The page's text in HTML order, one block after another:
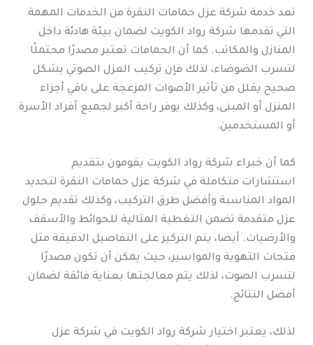
تعد خدمة شركة عزل حمامات النقرة من الخدمات المهمة
التي تقدمها شركة رواد الكويت لضمان بيئة هادئة داخل
المنازل والمكاتب. كما أن الحمامات تعتبر مصدرًا محتملًا
لتسرب الضوضاء، لذلك فإن تركيب العزل الصوتي بشكل
صحيح يقلل من تأثير الأصوات المزعجة على باقي أجزاء
المنزل أو المبنى، وكذلك يوفر راحة أكبر لجميع أفراد الأسرة
أو المستخدمين.
كما أن خبراء شركة رواد الكويت يقومون بتقديم
استشارات متكاملة في شركة عزل حمامات النقرة لتحديد
المواد المناسبة وأفضل طرق التركيب، وكذلك تقديم حلول
عزل متقدمة تضمن التغطية المثالية للحوائط والأسقف
والأرضيات. أيضا، يتم التركيز على التفاصيل الدقيقة مثل
فتحات التهوية والمواسير، حيث يمكن أن تكون مصدرًا
لتسرب الصوت، لذلك يتم معالجتها بعناية فائقة لضمان
أفضل النتائج.
لذلك، يعتبر اختيار شركة رواد الكويت في شركة عزل